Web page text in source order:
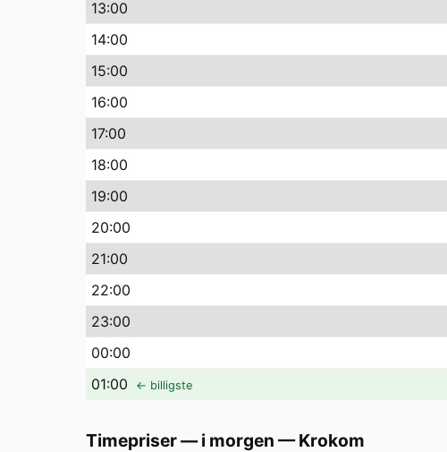
13:00
14:00
15:00
16:00
17:00
18:00
19:00
20:00
21:00
22:00
23:00
00:00
01:00 ← billigste
Timepriser — i morgen —Krokom